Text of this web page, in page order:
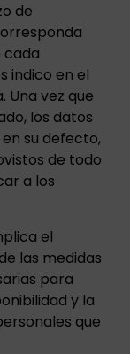
de
cada
indico en el
Una vez que
los datos
su defecto,
de todo
a los
el
las medidas
para
y la
que